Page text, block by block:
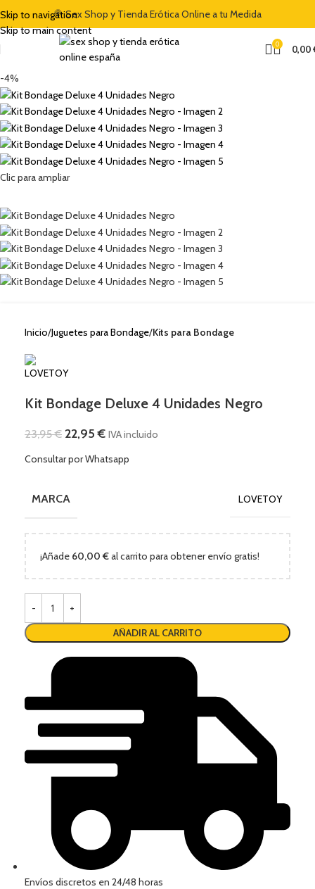
Skip to navigation
Skip to main content
🍭 Sex Shop y Tienda Erótica Online a tu Medida
0 0,00
-4%
Clic para ampliar
Inicio Juguetes para Bondage Kits para Bondage
Kit Bondage Deluxe 4 Unidades Negro
23,95€ 22,95€ IVA incluido
Consultar por Whatsapp
MARCA LOVETOY
¡Añade 60,00 €al carrito para obtener envío gratis!
AÑADIR AL CARRITO
Envíos discretos en 24/48 horas